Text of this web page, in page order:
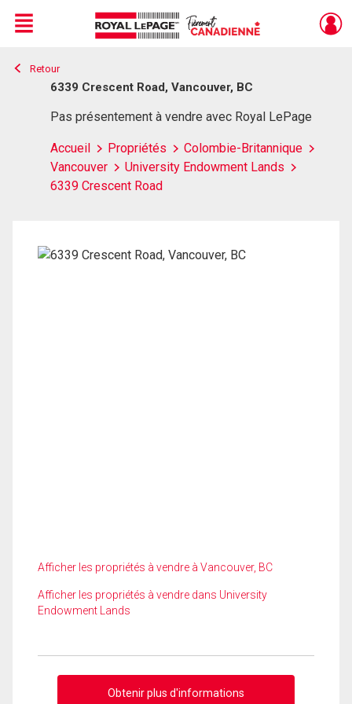
Live
En Direct
Menu
Retour
6339 Crescent Road, Vancouver, BC
Pas présentement à vendre avec Royal LePage
Accueil Propriétés
Colombie-Britannique
Vancouver
University Endowment Lands
6339 Crescent Road
Afficher les propriétés à vendre à Vancouver, BC
Afficher les propriétés à vendre dans University
Endowment Lands
Obtenir plus d'informations